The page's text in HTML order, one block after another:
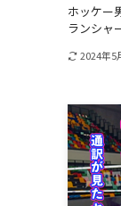
ホッケー
ランシャ
2024年5